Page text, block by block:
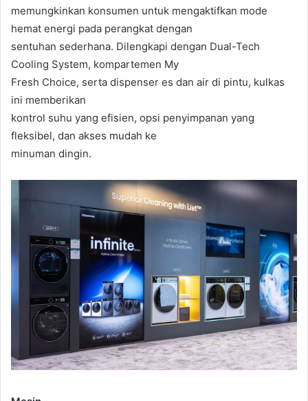
memungkinkan konsumen untuk mengaktifkan mode
hemat energi pada perangkat dengan
sentuhan sederhana. Dilengkapi dengan Dual-Tech
Cooling System, kompartemen My
Fresh Choice, serta dispenser es dan air di pintu, kulkas
ini memberikan
kontrol suhu yang efisien, opsi penyimpanan yang
fleksibel, dan akses mudah ke
minuman dingin.